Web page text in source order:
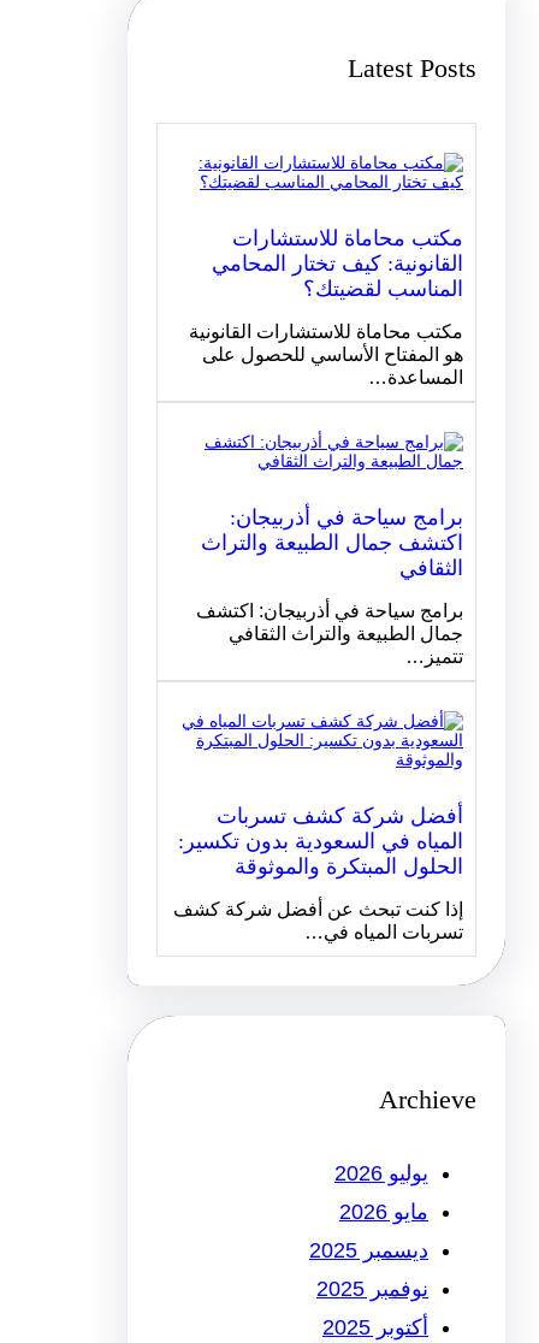
Latest Posts
مكتب محاماة للاستشارات
القانونية: كيف تختار المحامي
المناسب لقضيتك؟
مكتب محاماة للاستشارات القانونية
هو المفتاح الأساسي للحصول على
المساعدة…
برامج سياحة في أذربيجان:
اكتشف جمال الطبيعة والتراث
الثقافي
برامج سياحة في أذربيجان: اكتشف
جمال الطبيعة والتراث الثقافي
تتميز…
أفضل شركة كشف تسربات
المياه في السعودية بدون تكسير:
الحلول المبتكرة والموثوقة
إذا كنت تبحث عن أفضل شركة كشف
تسربات المياه في…
Archieve
يوليو 2026
مايو 2026
ديسمبر 2025
نوفمبر 2025
أكتوبر 2025